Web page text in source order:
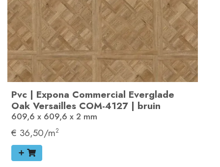
Pvc | Expona Commercial Everglade
Oak Versailles COM-4127 | bruin
609,6 x 609,6 x 2 mm
€ 36,50/m2